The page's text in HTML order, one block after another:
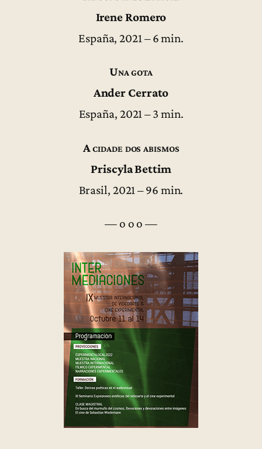
Irene Romero
España, 2021 – 6 min.
Una gota
Ander Cerrato
España, 2021 – 3 min.
A cidade dos abismos
Priscyla Bettim
Brasil, 2021 – 96 min.
— o o o —